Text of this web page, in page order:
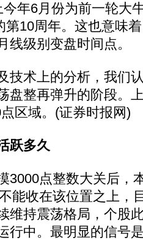
今年6月份为前一轮
第10周年。这也意味
线级别变盘时间点。
术上的分析，我们
盘整再弹升的阶段。
区域。(证券时报网)
跃多久
点整数大关后，
能收在该位置之上，
维持震荡格局，个股
行中。最明显的信号